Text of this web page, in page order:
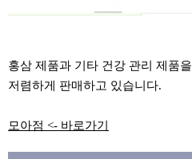
홍삼 제품과 기타 건강 관리 제품을
저렴하게 판매하고 있습니다.
모아점 <- 바로가기